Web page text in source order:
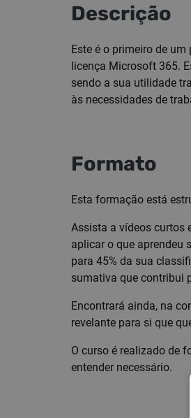
Descrição
Este é o primeiro de
licença Microsoft 365.
sendo a sua utilidade
às necessidades de
Formato
Esta formação está
Assista a vídeos curtos
aplicar o que aprendeu
para 45% da sua
sumativa que contribui
Encontrará ainda, na
revelante para si que
O curso é realizado de
entender necessário.